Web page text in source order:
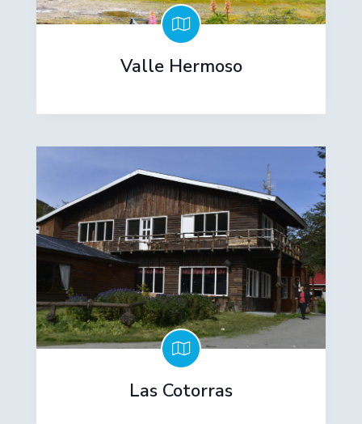
Valle Hermoso
Las Cotorras